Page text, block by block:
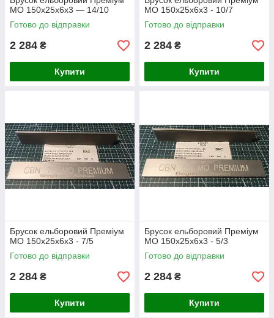
МО 150х25х6х3 — 14/10
Готово до відправки
2 284 ₴
Купити
МО 150х25х6х3 - 10/7
Готово до відправки
2 284 ₴
Купити
Брусок ельборовий Преміум
МО 150х25х6х3 - 7/5
Готово до відправки
2 284 ₴
Купити
Брусок ельборовий Преміум
МО 150х25х6х3 - 5/3
Готово до відправки
2 284 ₴
Купити